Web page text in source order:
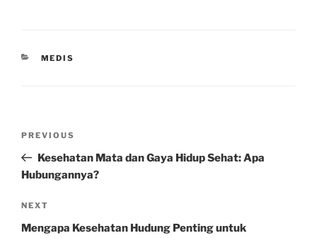
CATEGORIES
MEDIS
Previous
Post
PREVIOUS
Kesehatan Mata dan Gaya Hidup Sehat: Apa
Hubungannya?
Next
Post
NEXT
Mengapa Kesehatan Hudung Penting untuk